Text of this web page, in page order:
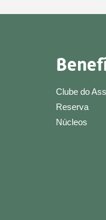
Clube do
Reserva
Núcleos